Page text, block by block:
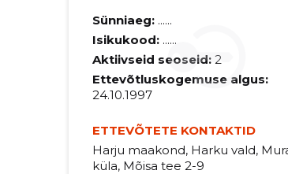
Sünniaeg: ......
Isikukood: ......
Aktiivseid seoseid: 2
Ettevõtluskogemuse algus:
24.10.1997
ETTEVÕTETE KONTAKTID
Harju maakond, Harku vald,
küla, Mõisa tee 2-9